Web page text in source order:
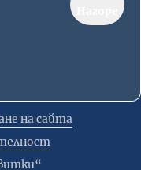
на сайта